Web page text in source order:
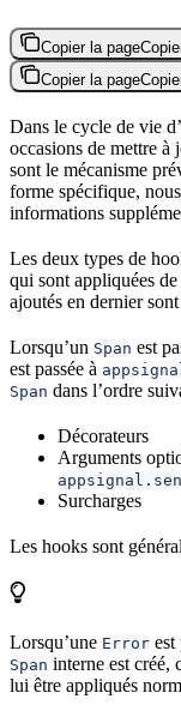
Copier la page
Copier la page
Dans le cycle de vie
occasions de mettre
sont le mécanisme
forme spécifique,
informations
Les deux types de
qui sont appliquées
ajoutés en dernier
Lorsqu’un Span est
est passée à
Span dans l’ordre
Décorateurs
Arguments
Surcharges
Les hooks sont
Lorsqu’une Error est
Span interne est créé,
lui être appliqués